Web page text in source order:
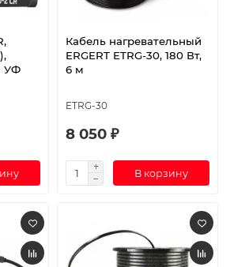
УФ
Кабель нагревательный
ERGERT ETRG-30, 180 Вт,
6 м
ETRG-30
8 050 ₽
В корзину